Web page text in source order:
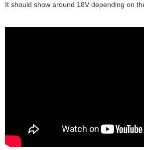
It should show around 18V depending on